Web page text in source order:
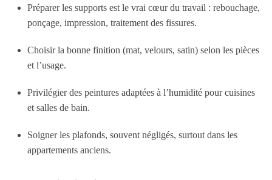
Préparer les supports est le vrai cœur du travail : rebouchage,
ponçage, impression, traitement des fissures.
Choisir la bonne finition (mat, velours, satin) selon les pièces
et l’usage.
Privilégier des peintures adaptées à l’humidité pour cuisines
et salles de bain.
Soigner les plafonds, souvent négligés, surtout dans les
appartements anciens.